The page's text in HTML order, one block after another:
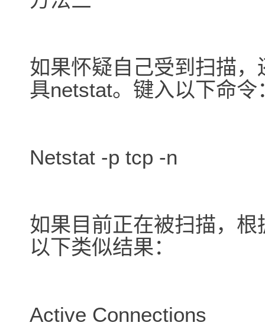
如果怀疑自己受到扫描
具netstat。键入以下命令
Netstat -p tcp -n
如果目前正在被扫描，
以下类似结果：
Active Connections